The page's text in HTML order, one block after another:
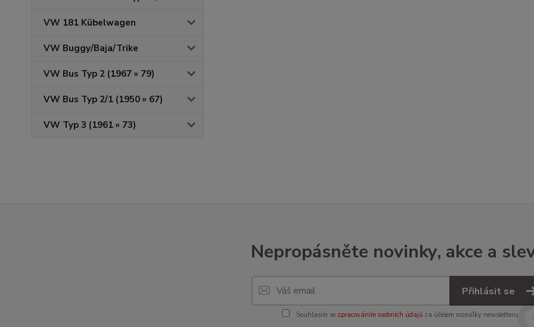
VW 181 Kübelwagen
VW Buggy/Baja/Trike
VW Bus Typ 2 (1967 » 79)
VW Bus Typ 2/1 (1950 » 67)
VW Typ 3 (1961 » 73)
Nepropásněte novinky, akce a
Přihlásit se
Souhlasím se zpracováním osobních údajůza účelem rozesílky newsletteru.